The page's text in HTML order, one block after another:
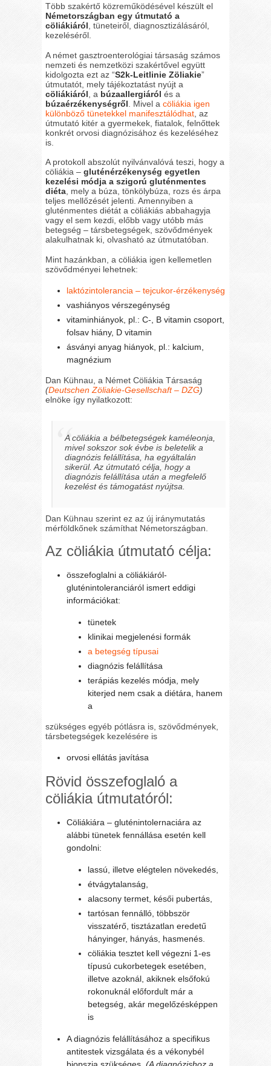
Több szakértő közreműködésével készült el
Németországban egy útmutató a
cöliákiáról , tüneteiről, diagnosztizálásáról,
kezeléséről.
A német gasztroenterológiai társaság számos
nemzeti és nemzetközi szakértővel együtt
kidolgozta ezt az “S2k-Leitlinie Zöliakie”
útmutatót, mely tájékoztatást nyújt a
cöliákiáról , a búzaallergiáról és a
búzaérzékenységről . Mivel acöliákia igen
különböző tünetekkel manifesztálódhat , az
útmutató kitér a gyermekek, fiatalok, felnőttek
konkrét orvosi diagnózisához és kezeléséhez
is.
A protokoll abszolút nyilvánvalóvá teszi, hogy a
cöliákia –gluténérzékenység egyetlen
kezelési módja a szigorú gluténmentes
diéta, mely a búza, tönkölybúza, rozs és árpa
teljes mellőzését jelenti. Amennyiben a
gluténmentes diétát a cöliákiás abbahagyja
vagy el sem kezdi, előbb vagy utóbb más
betegség – társbetegségek, szövődmények
alakulhatnak ki, olvasható az útmutatóban.
Mint hazánkban, a cöliákia igen kellemetlen
szövődményei lehetnek:
laktózintolerancia – tejcukor-érzékenység
vashiányos vérszegénység
vitaminhiányok, pl.: C-, B vitamin csoport,
folsav hiány, D vitamin
ásványi anyag hiányok, pl.: kalcium,
magnézium
Dan Kühnau, a Német Cöliákia Társaság
(Deutschen Zöliakie-Gesellschaft – DZG)
elnöke így nyilatkozott:
A cöliákia a bélbetegségek kaméleonja,
mivel sokszor sok évbe is beletelik a
diagnózis felállítása, ha egyáltalán
sikerül. Az útmutató célja, hogy a
diagnózis felállítása után a megfelelő
kezelést és támogatást nyújtsa.
Dan Kühnau szerint ez az új iránymutatás
mérföldkőnek számíthat Németországban.
Az cöliákia útmutató célja:
összefoglalni a cöliákiáról-
gluténintoleranciáról ismert eddigi
információkat:
tünetek
klinikai megjelenési formák
a betegség típusai
diagnózis felállítása
terápiás kezelés módja, mely
kiterjed nem csak a diétára, hanem
a
szükséges egyéb pótlásra is, szövődmények,
társbetegségek kezelésére is
orvosi ellátás javítása
Rövid összefoglaló a
cöliákia útmutatóról:
Cöliákiára – gluténintolernaciára az
alábbi tünetek fennállása esetén kell
gondolni:
lassú, illetve elégtelen növekedés,
étvágytalanság,
alacsony termet, késői pubertás,
tartósan fennálló, többször
visszatérő, tisztázatlan eredetű
hányinger, hányás, hasmenés.
cöliákia tesztet kell végezni 1-es
típusú cukorbetegek esetében,
illetve azoknál, akiknek elsőfokú
rokonuknál előfordult már a
betegség, akár megelőzésképpen
is
A diagnózis felállításához a specifikus
antitestek vizsgálata és a vékonybél